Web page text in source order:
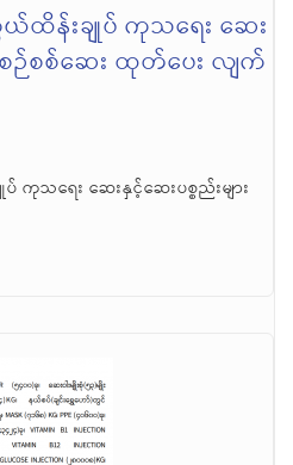
ကွယ်ထိန်းချုပ် ကုသရေး ဆေး
စဉ်စစ်ဆေး ထုတ်ပေး လျက်
ကုသရေး ဆေးနှင့်ဆေးပစ္စည်းများ